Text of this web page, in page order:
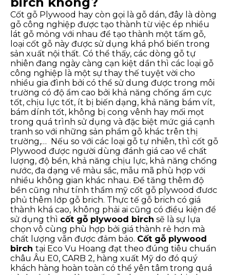
Cốt gỗ Plywood hay còn gọi là gỗ dán, đây là dòng
gỗ công nghiệp được tạo thành từ việc ép nhiều
lát gỗ mỏng với nhau để tạo thành một tấm gỗ,
loại cốt gỗ này được sử dụng khá phổ biến trong
sản xuất nội thất. Có thể thấy, các dòng gỗ tự
nhiên đang ngày càng cạn kiệt dần thì các loại gỗ
công nghiệp là một sự thay thế tuyệt vời cho
nhiều gia đình bởi có thể sử dung được trong môi
trường có độ ẩm cao bởi khả năng chống ẩm cực
tốt, chịu lực tốt, ít bị biến dạng, khả năng bám vít,
bám dính tốt, không bị cong vênh hay mối mọt
trong quá trình sử dụng và đặc biệt mức giá cạnh
tranh so với những sản phẩm gỗ khác trên thị
trường,… Nếu so với các loại gỗ tự nhiên, thì cốt gỗ
Plywood được người dùng đánh giá cao về chất
lượng, độ bền, khả năng chịu lực, khả năng chống
nước, đa dạng về màu sắc, mẫu mã phù hợp với
nhiều không gian khác nhau. Để tăng thêm độ
bền cũng như tính thẩm mỹ cốt gỗ plywood đươc
phủ thêm lớp gỗ brich. Thực tế gỗ brich có giá
thành khá cao, không phải ai cũng có điều kiện để
sử dụng thì cốt gỗ plywood birch sẽ là sự lựa
chọn vô cùng phù hợp bởi giá thành rẻ hơn mà
chất lượng vẫn được đảm bảo. Cốt gỗ plywood
birch tại Eco Vu Hoang đạt theo đúng tiêu chuẩn
châu Âu E0, CARB 2, hàng xuất Mỹ do đó quý
khách hàng hoàn toàn có thể yên tâm trong quá